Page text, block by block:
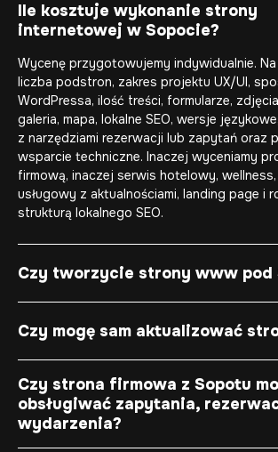
Ile kosztuje wykonanie strony
internetowej w Sopocie?
Wycenę przygotowujemy indywidualnie.
liczba podstron, zakres projektu UX/UI,
WordPressa, ilość treści, formularze,
galeria, mapa, lokalne SEO, wersje
z narzędziami rezerwacji lub zapytań oraz
wsparcie techniczne. Inaczej wyceniamy
firmową, inaczej serwis hotelowy,
usługowy z aktualnościami, landing page i
strukturą lokalnego SEO.
Czy tworzycie strony www pod
Czy mogę sam aktualizować
Czy strona firmowa z Sopotu
obsługiwać zapytania,
wydarzenia?